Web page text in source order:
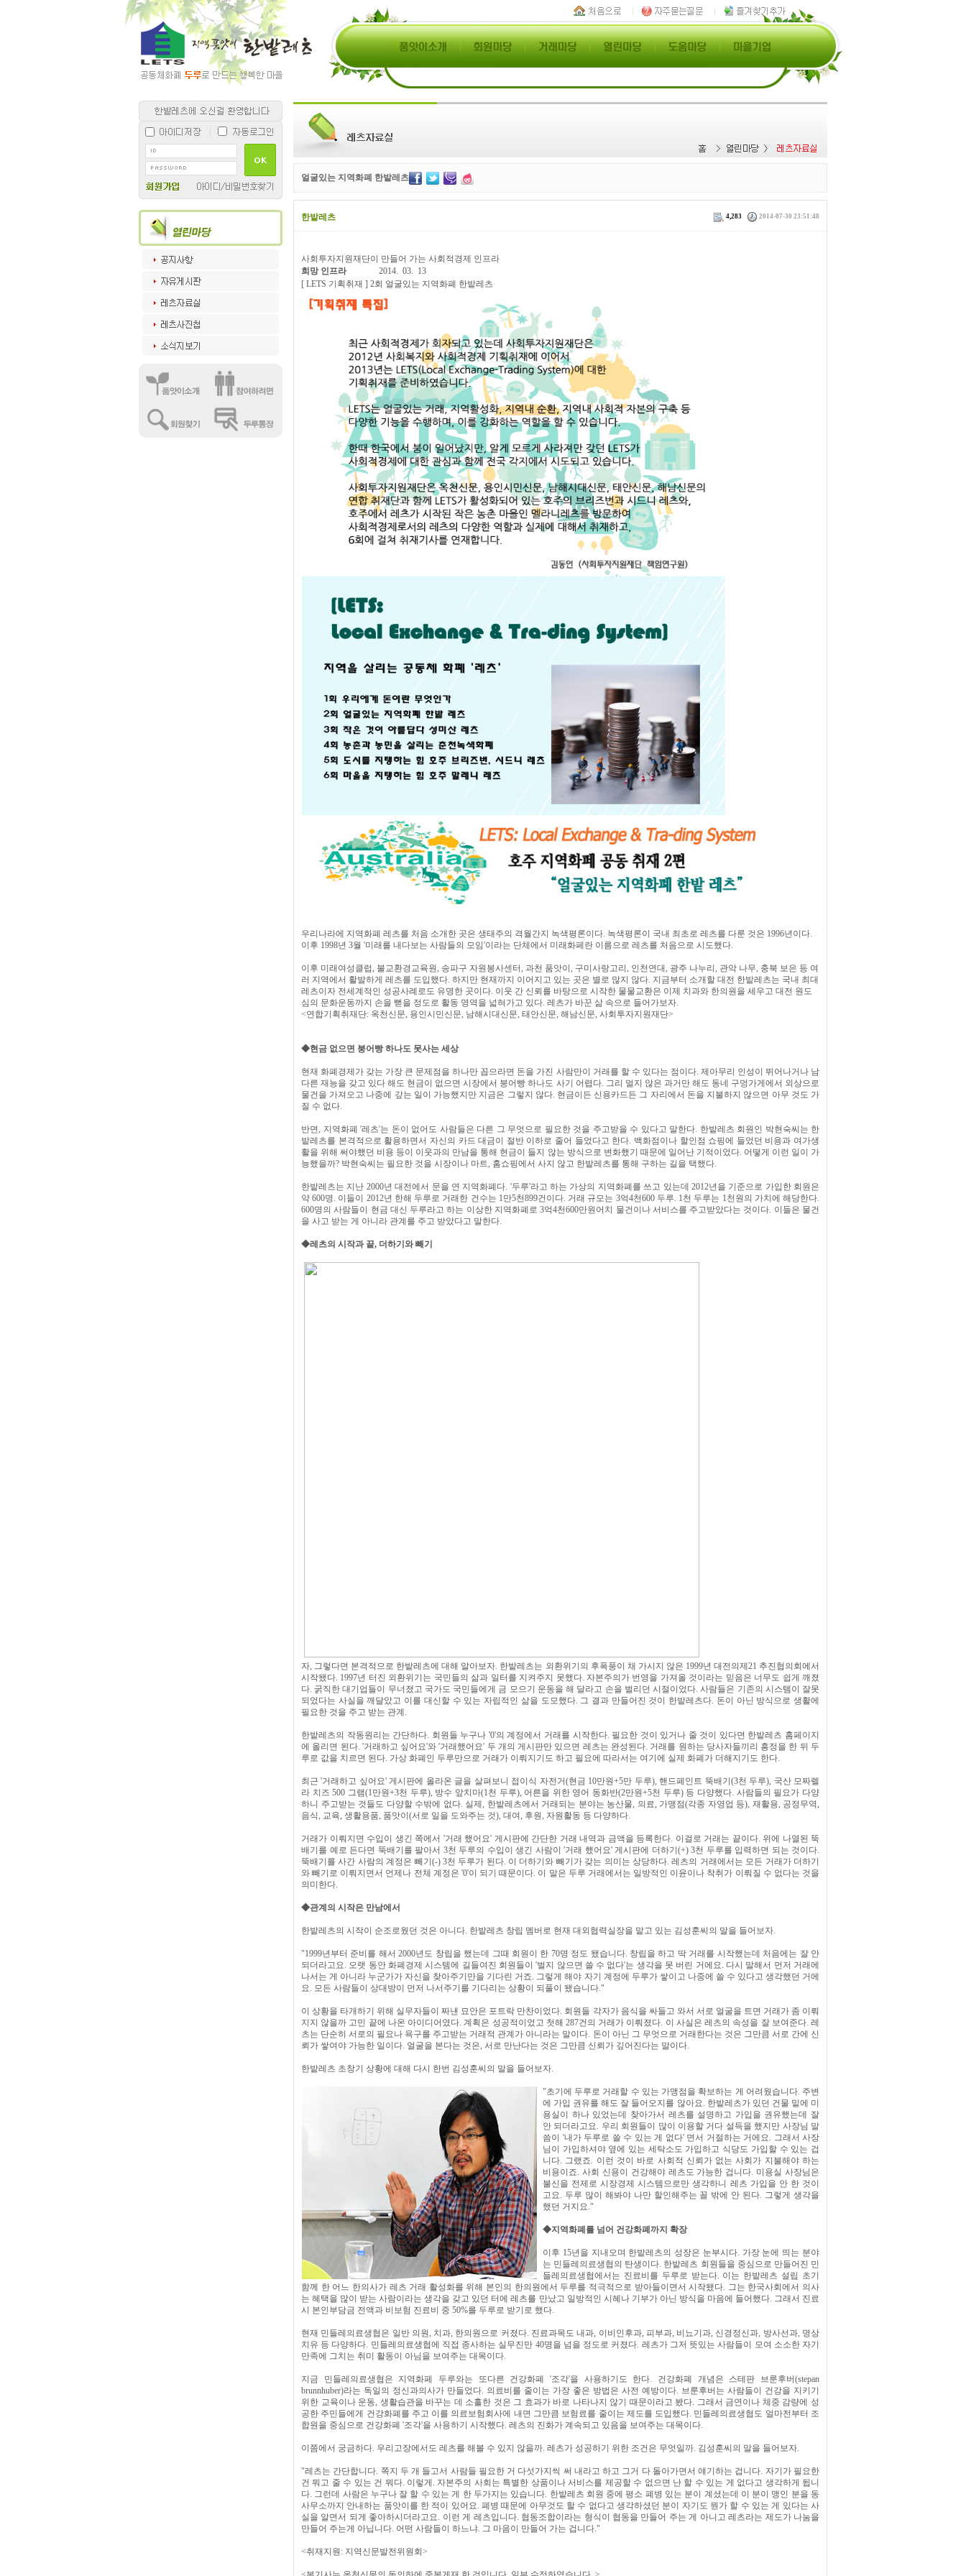
얼굴있는 지역화폐 한밭레츠
한밭레츠 4,283 2014-07-30 23:51:48
사회투자지원재단이 만들어 가는 사회적경제 인프라
희망 인프라2014. 03. 13
[ LETS 기획취재 ] 2회 얼굴있는 지역화폐 한밭레츠
우리나라에 지역화폐 레츠를 처음 소개한 곳은 생태주의 격월간지 녹색평론이다. 녹색평론이 국내 최초로 레츠를 다룬 것은 1996년이다.
이후 1998년 3월 '미래를 내다보는 사람들의 모임'이라는 단체에서 미래화페란 이름으로 레츠를 처음으로 시도했다.
이후 미래여성클럽, 불교환경교육원, 송파구 자원봉사센터, 과천 품앗이, 구미사랑고리, 인천연대, 광주 나누리, 관악 나무, 충북 보은 등 여
러 지역에서 활발하게 레츠를 도입했다. 하지만 현재까지 이어지고 있는 곳은 별로 많지 않다. 지금부터 소개할 대전 한밭레츠는 국내 최대
레츠이자 전세계적인 성공사례로도 유명한 곳이다. 이웃 간 신뢰를 바탕으로 시작한 물물교환은 이제 치과와 한의원을 세우고 대전 원도
심의 문화운동까지 손을 뻗을 정도로 활동 영역을 넓혀가고 있다. 레츠가 바꾼 삶 속으로 들어가보자.
<연합기획취재단: 옥천신문, 용인시민신문, 남해시대신문, 태안신문, 해남신문, 사회투자지원재단>
◆현금 없으면 붕어빵 하나도 못사는 세상
현재 화폐경제가 갖는 가장 큰 문제점을 하나만 꼽으라면 돈을 가진 사람만이 거래를 할 수 있다는 점이다. 제아무리 인성이 뛰어나거나 남
다른 재능을 갖고 있다 해도 현금이 없으면 시장에서 붕어빵 하나도 사기 어렵다. 그리 멀지 않은 과거만 해도 동네 구멍가게에서 외상으로
물건을 가져오고 나중에 갚는 일이 가능했지만 지금은 그렇지 않다. 현금이든 신용카드든 그 자리에서 돈을 지불하지 않으면 아무 것도 가
질 수 없다.
반면, 지역화폐 '레츠'는 돈이 없어도 사람들은 다른 그 무엇으로 필요한 것을 주고받을 수 있다고 말한다. 한밭레츠 회원인 박현숙씨는 한
밭레츠를 본격적으로 활용하면서 자신의 카드 대금이 절반 이하로 줄어 들었다고 한다. 백화점이나 할인점 쇼핑에 들었던 비용과 여가생
활을 위해 써야했던 비용 등이 이웃과의 만남을 통해 현금이 들지 않는 방식으로 변화했기 때문에 일어난 기적이었다. 어떻게 이런 일이 가
능했을까? 박현숙씨는 필요한 것을 시장이나 마트, 홈쇼핑에서 사지 않고 한밭레츠를 통해 구하는 길을 택했다.
한밭레츠는 지난 2000년 대전에서 문을 연 지역화폐다. '두루'라고 하는 가상의 지역화폐를 쓰고 있는데 2012년을 기준으로 가입한 회원은
약 600명. 이들이 2012년 한해 두루로 거래한 건수는 1만5천899건이다. 거래 규모는 3억4천600 두루. 1천 두루는 1천원의 가치에 해당한다.
600명의 사람들이 현금 대신 두루라고 하는 이상한 지역화폐로 3억4천600만원어치 물건이나 서비스를 주고받았다는 것이다. 이들은 물건
을 사고 받는 게 아니라 관계를 주고 받았다고 말한다.
◆레츠의 시작과 끝, 더하기와 빼기
자, 그렇다면 본격적으로 한밭레츠에 대해 알아보자. 한밭레츠는 외환위기의 후폭풍이 채 가시지 않은 1999년 대전의제21 추진협의회에서
시작됐다. 1997년 터진 외환위기는 국민들의 삶과 일터를 지켜주지 못했다. 자본주의가 번영을 가져올 것이라는 믿음은 너무도 쉽게 깨졌
다. 굵직한 대기업들이 무너졌고 국가도 국민들에게 금 모으기 운동을 해 달라고 손을 벌리던 시절이었다. 사람들은 기존의 시스템이 잘못
되었다는 사실을 깨달았고 이를 대신할 수 있는 자립적인 삶을 도모했다. 그 결과 만들어진 것이 한밭레츠다. 돈이 아닌 방식으로 생활에
필요한 것을 주고 받는 관계.
한밭레츠의 작동원리는 간단하다. 회원들 누구나 '0'의 계정에서 거래를 시작한다. 필요한 것이 있거나 줄 것이 있다면 한밭레츠 홈페이지
에 올리면 된다. '거래하고 싶어요'와 '거래했어요' 두 개의 게시판만 있으면 레츠는 완성된다. 거래를 원하는 당사자들끼리 흥정을 한 뒤 두
루로 값을 치르면 된다. 가상 화폐인 두루만으로 거래가 이뤄지기도 하고 필요에 따라서는 여기에 실제 화폐가 더해지기도 한다.
최근 '거래하고 싶어요' 게시판에 올라온 글을 살펴보니 접이식 자전거(현금 10만원+5만 두루), 핸드페인트 뚝배기(3천 두루), 국산 모짜렐
라 치즈 500 그램(1만원+3천 두루), 방수 앞치마(1천 두루), 어른을 위한 영어 동화반(2만원+5천 두루) 등 다양했다. 사람들의 필요가 다양
하니 주고받는 것들도 다양할 수밖에 없다. 실제, 한밭레츠에서 거래되는 분야는 농산물, 의료, 가맹점(각종 자영업 등), 재활용, 공정무역,
음식, 교육, 생활용품, 품앗이(서로 일을 도와주는 것), 대여, 후원, 자원활동 등 다양하다.
거래가 이뤄지면 수입이 생긴 쪽에서 '거래 했어요' 게시판에 간단한 거래 내역과 금액을 등록한다. 이걸로 거래는 끝이다. 위에 나열된 뚝
배기를 예로 든다면 뚝배기를 팔아서 3천 두루의 수입이 생긴 사람이 '거래 했어요' 게시판에 더하기(+) 3천 두루를 입력하면 되는 것이다.
뚝배기를 사간 사람의 계정은 빼기(-) 3천 두루가 된다. 이 더하기와 빼기가 갖는 의미는 상당하다. 레츠의 거래에서는 모든 거래가 더하기
와 빼기로 이뤄지면서 언제나 전체 계정은 '0'이 되기 때문이다. 이 말은 두루 거래에서는 일방적인 이윤이나 착취가 이뤄질 수 없다는 것을
의미한다.
◆관계의 시작은 만남에서
한밭레츠의 시작이 순조로웠던 것은 아니다. 한밭레츠 창립 멤버로 현재 대외협력실장을 맡고 있는 김성훈씨의 말을 들어보자.
"1999년부터 준비를 해서 2000년도 창립을 했는데 그때 회원이 한 70명 정도 됐습니다. 창립을 하고 딱 거래를 시작했는데 처음에는 잘 안
되더라고요. 오랫 동안 화폐경제 시스템에 길들여진 회원들이 '벌지 않으면 쓸 수 없다'는 생각을 못 버린 거에요. 다시 말해서 먼저 거래에
나서는 게 아니라 누군가가 자신을 찾아주기만을 기다린 거죠. 그렇게 해야 자기 계정에 두루가 쌓이고 나중에 쓸 수 있다고 생각했던 거에
요. 모든 사람들이 상대방이 먼저 나서주기를 기다리는 상황이 되풀이 됐습니다."
이 상황을 타개하기 위해 실무자들이 짜낸 묘안은 포트락 만찬이었다. 회원들 각자가 음식을 싸들고 와서 서로 얼굴을 트면 거래가 좀 이뤄
지지 않을까 고민 끝에 나온 아이디어였다. 계획은 성공적이었고 첫해 287건의 거래가 이뤄졌다. 이 사실은 레츠의 속성을 잘 보여준다. 레
츠는 단순히 서로의 필요나 욕구를 주고받는 거래적 관계가 아니라는 말이다. 돈이 아닌 그 무엇으로 거래한다는 것은 그만큼 서로 간에 신
뢰가 쌓여야 가능한 일이다. 얼굴을 본다는 것은, 서로 만난다는 것은 그만큼 신뢰가 깊어진다는 말이다.
한밭레츠 초창기 상황에 대해 다시 한번 김성훈씨의 말을 들어보자.
"초기에 두루로 거래할 수 있는 가맹점을 확보하는 게 어려웠습니다. 주변
에 가입 권유를 해도 잘 들어오지를 않아요. 한밭레츠가 있던 건물 밑에 미
용실이 하나 있었는데 찾아가서 레츠를 설명하고 가입을 권유했는데 잘
안 되더라고요. 우리 회원들이 많이 이용할 거다 설득을 했지만 사장님 말
씀이 '내가 두루로 쓸 수 있는 게 없다' 면서 거절하는 거에요. 그래서 사장
님이 가입하셔야 옆에 있는 세탁소도 가입하고 식당도 가입할 수 있는 겁
니다. 그랬죠. 이런 것이 바로 사회적 신뢰가 없는 사회가 지불해야 하는
비용이죠. 사회 신용이 건강해야 레츠도 가능한 겁니다. 미용실 사장님은
불신을 전제로 시장경제 시스템으로만 생각하니 레츠 가입을 안 한 것이
고요. 두루 많이 해봐야 나만 할인해주는 꼴 밖에 안 된다. 그렇게 생각을
했던 거지요."
◆지역화폐를 넘어 건강화폐까지 확장
이후 15년을 지내오며 한밭레츠의 성장은 눈부시다. 가장 눈에 띄는 분야
는 민들레의료생협의 탄생이다. 한밭레츠 회원들을 중심으로 만들어진 민
들레의료생협에서는 진료비를 두루로 받는다. 이는 한밭레츠 설립 초기
함께 한 어느 한의사가 레츠 거래 활성화를 위해 본인의 한의원에서 두루를 적극적으로 받아들이면서 시작됐다. 그는 한국사회에서 의사
는 혜택을 많이 받는 사람이라는 생각을 갖고 있던 터에 레츠를 만났고 일방적인 시혜나 기부가 아닌 방식을 마음에 들어했다. 그래서 진료
시 본인부담금 전액과 비보험 진료비 중 50%를 두루로 받기로 했다.
현재 민들레의료생협은 일반 의원, 치과, 한의원으로 커졌다. 진료과목도 내과, 이비인후과, 피부과, 비뇨기과, 신경정신과, 방사선과, 명상
치유 등 다양하다. 민들레의료생협에 직접 종사하는 실무진만 40명을 넘을 정도로 커졌다. 레츠가 그저 뜻있는 사람들이 모여 소소한 자기
만족에 그치는 취미 활동이 아님을 보여주는 대목이다.
지금 민들레의료생협은 지역화페 두루와는 또다른 건강화폐 '조각'을 사용하기도 한다. 건강화폐 개념은 스테판 브룬후버(stepan
brunnhuber)라는 독일의 정신과의사가 만들었다. 의료비를 줄이는 가장 좋은 방법은 사전 예방이다. 브룬후버는 사람들이 건강을 지키기
위한 교육이나 운동, 생활습관을 바꾸는 데 소홀한 것은 그 효과가 바로 나타나지 않기 때문이라고 봤다. 그래서 금연이나 체중 감량에 성
공한 주민들에게 건강화폐를 주고 이를 의료보험회사에 내면 그만큼 보험료를 줄이는 제도를 도입했다. 민들레의료생협도 얼마전부터 조
합원을 중심으로 건강화폐 '조각'을 사용하기 시작했다. 레츠의 진화가 계속되고 있음을 보여주는 대목이다.
이쯤에서 궁금하다. 우리고장에서도 레츠를 해볼 수 있지 않을까. 레츠가 성공하기 위한 조건은 무엇일까. 김성훈씨의 말을 들어보자.
"레츠는 간단합니다. 쪽지 두 개 들고서 사람들 필요한 거 다섯가지씩 써 내라고 하고 그거 다 돌아가면서 얘기하는 겁니다. 자기가 필요한
건 뭐고 줄 수 있는 건 뭐다. 이렇게. 자본주의 사회는 특별한 상품이나 서비스를 제공할 수 없으면 난 할 수 있는 게 없다고 생각하게 됩니
다. 그런데 사람은 누구나 잘 할 수 있는 게 한 두가지는 있습니다. 한밭레츠 회원 중에 평소 폐병 있는 분이 계셨는데 이 분이 맹인 분을 동
사무소까지 안내하는 품앗이를 한 적이 있어요. 폐병 때문에 아무것도 할 수 없다고 생각하셨던 분이 자기도 뭔가 할 수 있는 게 있다는 사
실을 알면서 되게 좋아하시더라고요. 이런 게 레츠입니다. 협동조합이라는 형식이 협동을 만들어 주는 게 아니고 레츠라는 제도가 나눔을
만들어 주는게 아닙니다. 어떤 사람들이 하느냐. 그 마음이 만들어 가는 겁니다."
<취재지원: 지역신문발전위원회>